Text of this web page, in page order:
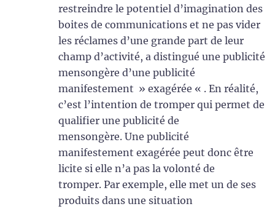
restreindre le potentiel d’imagination des
boites de communications et ne pas vider
les réclames d’une grande part de leur
champ d’activité, a distingué une publicité
mensongère d’une publicité
manifestement » exagérée « . En réalité,
c’est l’intention de tromper qui permet de
qualifier une publicité de
mensongère. Une publicité
manifestement exagérée peut donc être
licite si elle n’a pas la volonté de
tromper. Par exemple, elle met un de ses
produits dans une situation